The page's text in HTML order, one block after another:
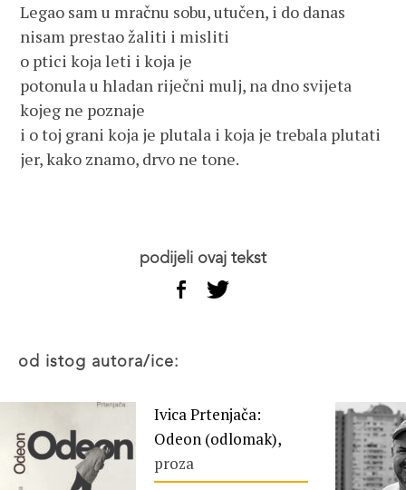
Legao sam u mračnu sobu, utučen, i do danas
nisam prestao žaliti i misliti
o ptici koja leti i koja je
potonula u hladan riječni mulj, na dno svijeta
kojeg ne poznaje
i o toj grani koja je plutala i koja je trebala plutati
jer, kako znamo, drvo ne tone.
podijeli ovaj tekst
od istog autora/ice:
Ivica Prtenjača:
Odeon (odlomak),
proza